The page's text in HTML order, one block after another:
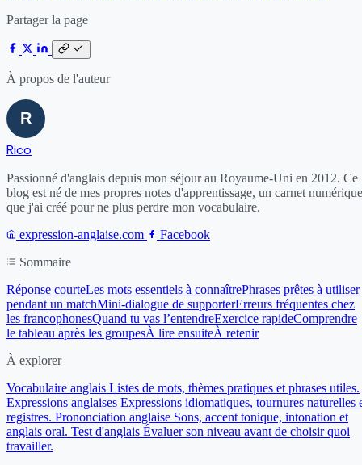
Partager la page
À propos de l'auteur
Rico
Passionné d'anglais depuis mon séjour au Royaume-Uni en 2012. Ce
blog est né de mes propres notes d'apprentissage, un carnet numérique
que j'ai créé pour ne plus perdre mon vocabulaire.
expression-anglaise.com
Facebook
Sommaire
Réponse courteLes mots essentiels à connaîtrePhrases prêtes à utiliser
pendant un matchMini-dialogue de supporterErreurs fréquentes chez
les francophonesQuand tu vas l’entendreExercice rapideComprendre
le tableau après les groupesÀ lire ensuiteÀ retenir
À explorer
Vocabulaire anglais Listes de mots, thèmes pratiques et phrases utiles.
Expressions anglaises Expressions idiomatiques, tournures naturelles
registres. Prononciation anglaise Sons, accent tonique, intonation et
anglais oral. Test d'anglais Évaluer son niveau avant de choisir quoi
travailler.